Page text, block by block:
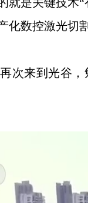
化数控激光切
来到光谷，